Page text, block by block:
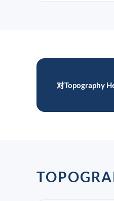
对Topography